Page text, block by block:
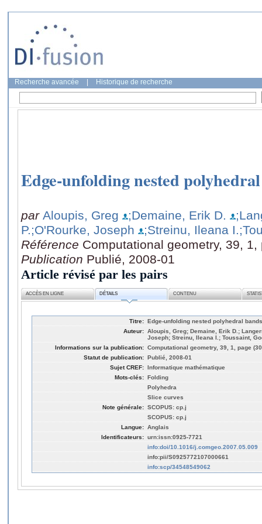
Recherche avancée Historique de recherche
Edge-unfolding nested
par Aloupis, Greg ;Demaine, Erik D.
P.;O'Rourke, Joseph ;Streinu, Ileana I.
Référence Computational geometry, 39, 1,
Publication Publié, 2008-01
Article révisé par les pairs
ACCÈS EN LIGNE DÉTAILS CONTENU
Titre: Edge-unfolding nested polyhedral bands
Auteur: Aloupis, Greg; Demaine, Erik D.;
Joseph; Streinu, Ileana I.; Toussaint,
Informations sur la publication: Computational geometry, 39, 1, page
Statut de publication: Publié, 2008-01
Sujet CREF: Informatique mathématique
Mots-clés: Folding
Polyhedra
Slice curves
Note générale: SCOPUS: cp.j
SCOPUS: cp.j
Langue: Anglais
Identificateurs: urn:issn:0925-7721
info:doi/10.1016/j.comgeo.2007.05.009
info:pii/S0925772107000661
info:scp/34548549062